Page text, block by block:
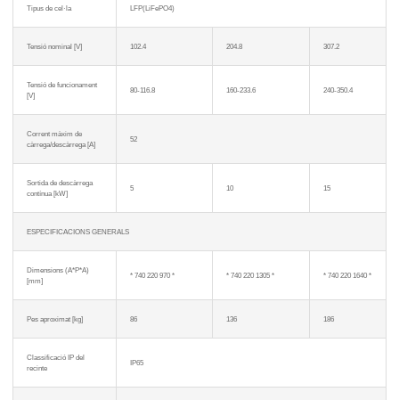
Tipus de cel·la LFP(LiFePO4)
Tensió nominal [V] 102.4 204.8 307.2
Tensió de funcionament
[V]
80-116.8 160-233.6 240-350.4
Corrent màxim de
càrrega/descàrrega [A]
52
Sortida de descàrrega
contínua [kW]
5 10 15
ESPECIFICACIONS GENERALS
Dimensions (A*P*A)
[mm]
* 740 220 970 * * 740 220 1305 * * 740 220 1640 *
Pes aproximat [kg] 86 136 186
Classificació IP del
recinte
IP65